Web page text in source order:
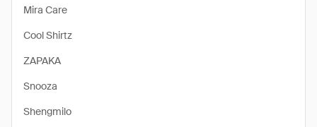
Mira Care
Cool Shirtz
ZAPAKA
Snooza
Shengmilo